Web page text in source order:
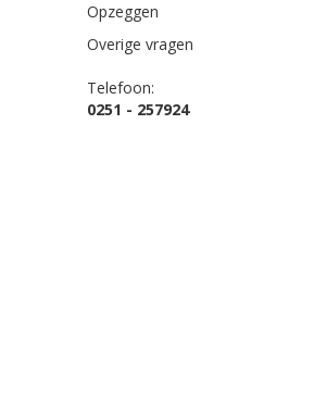
Opzeggen
Overige vragen
Telefoon:
0251 - 257924